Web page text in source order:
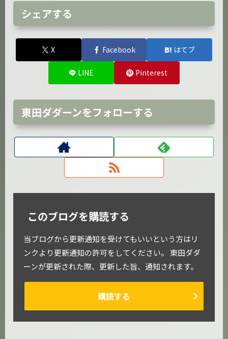
シェアする
X Facebook はてブ
LINE Pinterest
東田ダダーンをフォローする
このブログを購読する
当ブログから更新通知を受けてもいいという方はリ
ンクより更新通知の許可をしてください。 東田ダダ
ーンが更新された際、更新した旨、通知されます。
購読する